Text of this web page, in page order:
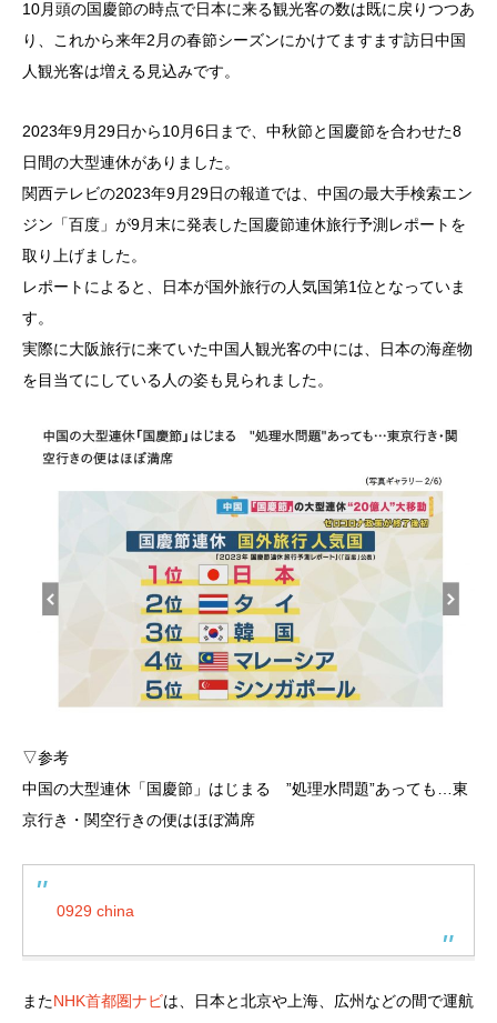
10月頭の国慶節の時点で日本に来る観光客の数は既に戻りつつあ
り、これから来年2月の春節シーズンにかけてますます訪日中国
人観光客は増える見込みです。
2023年9月29日から10月6日まで、中秋節と国慶節を合わせた8
日間の大型連休がありました。
関西テレビの2023年9月29日の報道では、中国の最大手検索エン
ジン「百度」が9月末に発表した国慶節連休旅行予測レポートを
取り上げました。
レポートによると、日本が国外旅行の人気国第1位となっていま
す。
実際に大阪旅行に来ていた中国人観光客の中には、日本の海産物
を目当てにしている人の姿も見られました。
▽参考
中国の大型連休「国慶節」はじまる ”処理水問題”あっても…東
京行き・関空行きの便はほぼ満席
0929 china
またNHK首都圏ナビは、日本と北京や上海、広州などの間で運航